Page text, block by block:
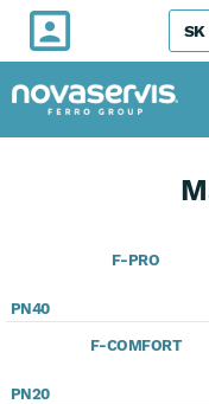
SK
F-PRO
PN40
F-COMFORT
PN20